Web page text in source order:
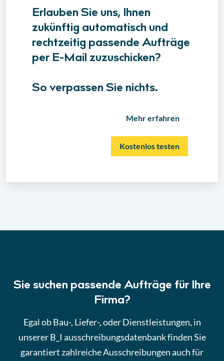
Erlauben Sie uns, Ihnen
zukünftig automatisch und
rechtzeitig passende Aufträge
per E-Mail zuzuschicken?
So verpassen Sie nichts.
Mehr erfahren
Kostenlos testen
Sie suchen passende Aufträge für Ihre
Firma?
Egal ob Bau-, Liefer-, oder Dienstleistungen, in
unserer B_I ausschreibungsdatenbank finden Sie
garantiert zahlreiche Ausschreibungen auch für